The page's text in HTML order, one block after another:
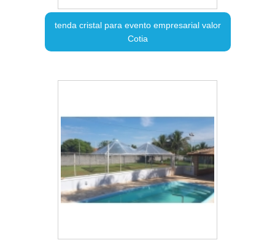
tenda cristal para evento empresarial valor
Cotia